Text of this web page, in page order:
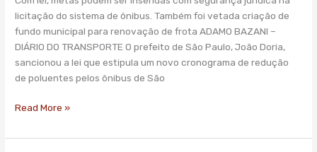
licitação do sistema de ônibus. Também foi vetada criação de
fundo municipal para renovação de frota ADAMO BAZANI –
DIÁRIO DO TRANSPORTE O prefeito de São Paulo, João Doria,
sancionou a lei que estipula um novo cronograma de redução
de poluentes pelos ônibus de São
Mudanças
Climáticas,
mas
veta
inspeção
veicular
Read More »